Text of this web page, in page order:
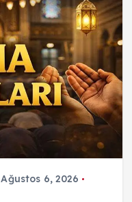
Ağustos 6, 2026